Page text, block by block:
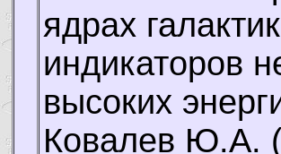
ядрах
индикаторов
высоких
Ковалев Ю.А.